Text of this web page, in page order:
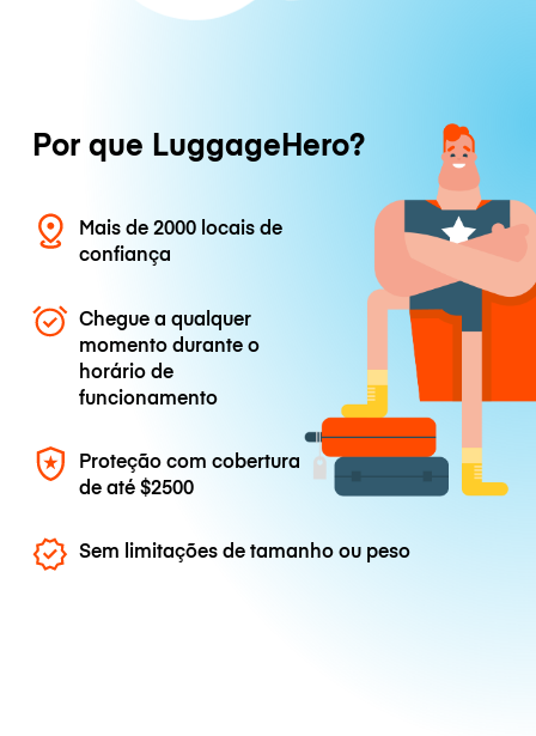
Por que LuggageHero?
Mais de 2000 locais de
confiança
Chegue a qualquer
momento durante o
horário de
funcionamento
Proteção com cobertura
de até$2500
Sem limitações de tamanho ou peso